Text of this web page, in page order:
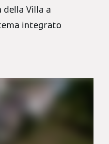
Villa a
integrato